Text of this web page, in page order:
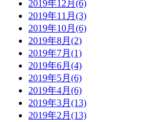
2019年12月(6)
2019年11月(3)
2019年10月(6)
2019年8月(2)
2019年7月(1)
2019年6月(4)
2019年5月(6)
2019年4月(6)
2019年3月(13)
2019年2月(13)